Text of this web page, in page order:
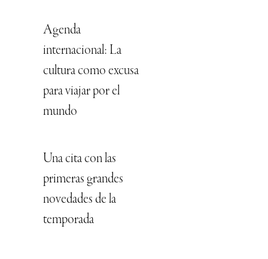
Agenda
internacional: La
cultura como excusa
para viajar por el
mundo
Una cita con las
primeras grandes
novedades de la
temporada